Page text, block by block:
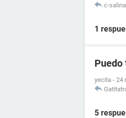
c-
1
yecita - 24
5